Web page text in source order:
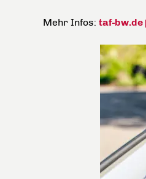
Mehr Infos: taf-bw.de